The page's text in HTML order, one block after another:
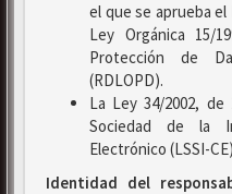
el que se aprueba
Ley Orgánica 15/
Protección de
(RDLOPD).
La Ley 34/2002,
Sociedad de la
Electrónico (LSSI-
Identidad del